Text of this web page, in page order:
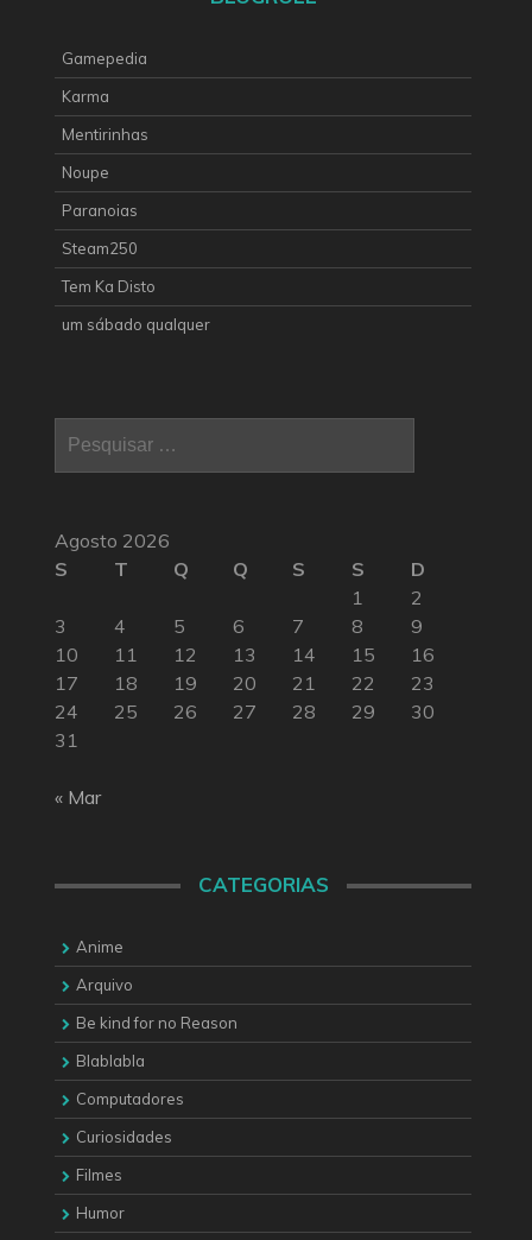
Gamepedia
Karma
Mentirinhas
Noupe
Paranoias
Steam250
Tem Ka Disto
um sábado qualquer
Pesquisar
Agosto 2026
S
T Q Q S S
D
1
2
3
4 5 6 7 8
9
10
11 12 13 14 15
16
17
18 19 20 21 22
23
24
25 26 27 28 29
30
31
« Mar
CATEGORIAS
Anime
Arquivo
Be kind for no Reason
Blablabla
Computadores
Curiosidades
Filmes
Humor